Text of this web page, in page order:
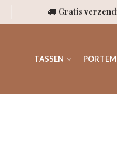
Gratis
TASSEN